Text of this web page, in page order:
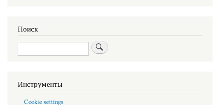
Поиск
Поиск
Инструменты
Cookie settings